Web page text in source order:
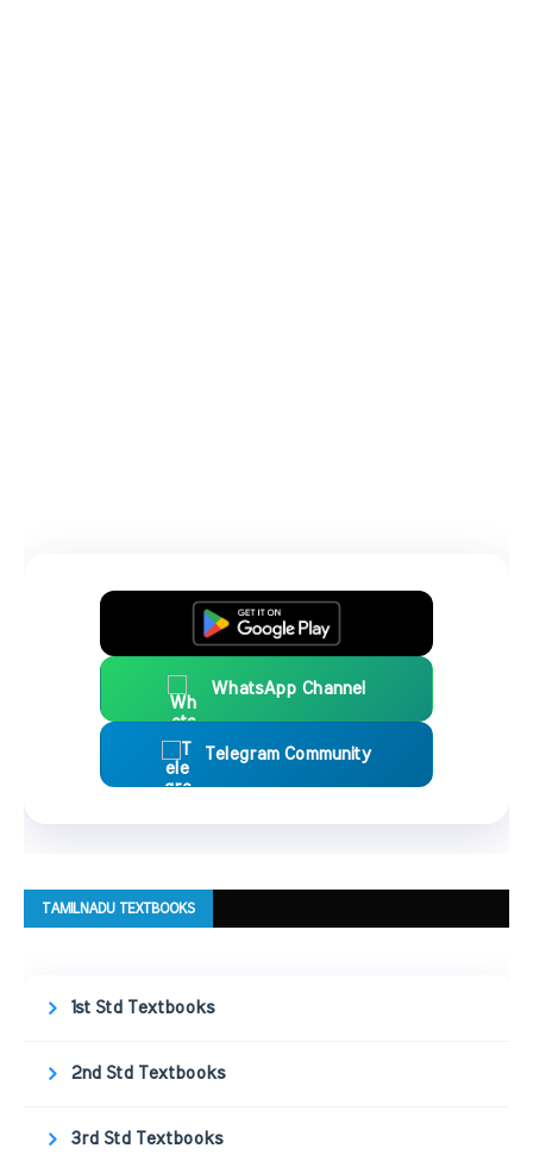
WhatsApp Channel
Telegram Community
TAMILNADU TEXTBOOKS
1st Std Textbooks
2nd Std Textbooks
3rd Std Textbooks